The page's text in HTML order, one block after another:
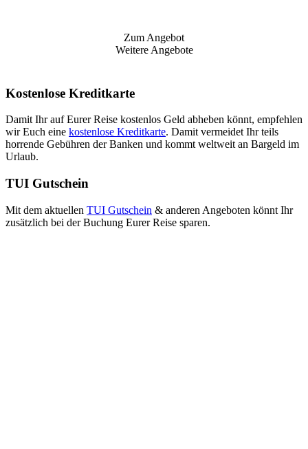
Zum Angebot
Weitere Angebote
Kostenlose Kreditkarte
Damit Ihr auf Eurer Reise kostenlos Geld abheben könnt, empfehlen
wir Euch eine kostenlose Kreditkarte. Damit vermeidet Ihr teils
horrende Gebühren der Banken und kommt weltweit an Bargeld im
Urlaub.
TUI Gutschein
Mit dem aktuellen TUI Gutschein & anderen Angeboten könnt Ihr
zusätzlich bei der Buchung Eurer Reise sparen.